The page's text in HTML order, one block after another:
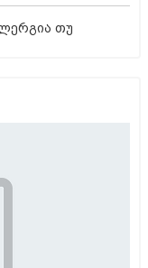
თუ